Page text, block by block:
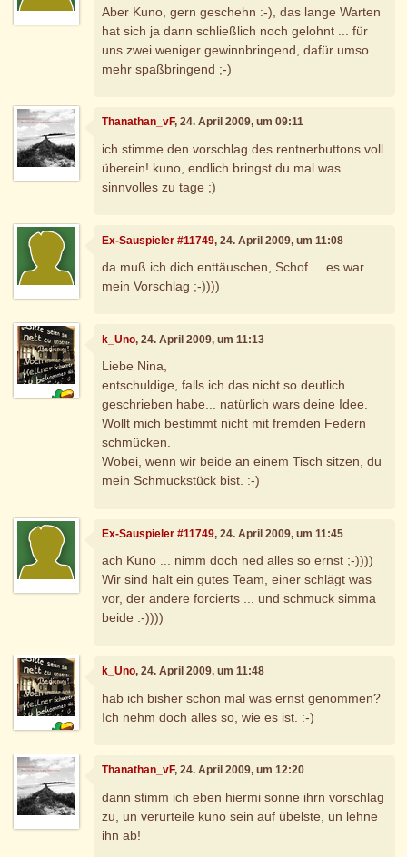
Aber Kuno, gern geschehn :-), das lange Warten
hat sich ja dann schließlich noch gelohnt ... für
uns zwei weniger gewinnbringend, dafür umso
mehr spaßbringend ;-)
Thanathan_vF, 24. April 2009, um 09:11
ich stimme den vorschlag des rentnerbuttons voll
überein! kuno, endlich bringst du mal was
sinnvolles zu tage ;)
Ex-Sauspieler #11749, 24. April 2009, um 11:08
da muß ich dich enttäuschen, Schof ... es war
mein Vorschlag ;-))))
k_Uno, 24. April 2009, um 11:13
Liebe Nina,
entschuldige, falls ich das nicht so deutlich
geschrieben habe... natürlich wars deine Idee.
Wollt mich bestimmt nicht mit fremden Federn
schmücken.
Wobei, wenn wir beide an einem Tisch sitzen, du
mein Schmuckstück bist. :-)
Ex-Sauspieler #11749, 24. April 2009, um 11:45
ach Kuno ... nimm doch ned alles so ernst ;-))))
Wir sind halt ein gutes Team, einer schlägt was
vor, der andere forcierts ... und schmuck simma
beide :-))))
k_Uno, 24. April 2009, um 11:48
hab ich bisher schon mal was ernst genommen?
Ich nehm doch alles so, wie es ist. :-)
Thanathan_vF, 24. April 2009, um 12:20
dann stimm ich eben hiermi sonne ihrn vorschlag
zu, un verurteile kuno sein auf übelste, un lehne
ihn ab!